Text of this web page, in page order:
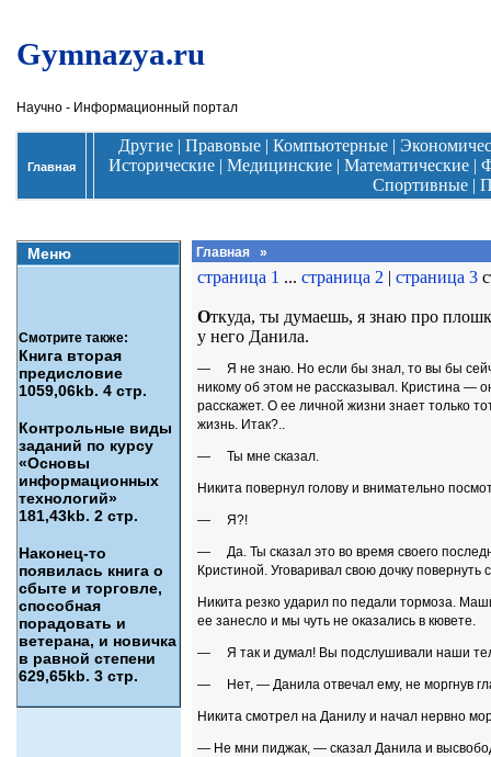
Gymnazya.ru
Научно - Информационный портал
Главная
Другие | Правовые | Компьютерные |
Исторические| Медицинские| Математические|
Спортивные|
Меню
Смотрите также:
Книга вторая
предисловие
1059,06kb. 4 стр.
Контрольные виды
заданий по курсу
«Основы
информационных
технологий»
181,43kb. 2 стр.
Наконец-то
появилась книга о
сбыте и торгов­ле,
способная
порадовать и
ветерана, и новичка
в равной степени
629,65kb. 3 стр.
Главная »
страница 1 ... страница 2 | страница 3
Откуда, ты думаешь, я знаю про
у него Данила.
— Я не знаю. Но если бы знал, то вы бы
никому об этом не рассказывал. Кристина —
расскажет. О ее личной жизни знает только
жизнь. Итак?..
— Ты мне сказал.
Никита повернул голову и внимательно
— Я?!
— Да. Ты сказал это во время своего
Кристиной. Уговаривал свою дочку повернуть
Никита резко ударил по педали тормоза.
ее занесло и мы чуть не оказались в кювете.
— Я так и думал! Вы подслушивали наши
— Нет, — Данила отвечал ему, не моргнув
Никита смотрел на Данилу и начал нервно
— Не мни пиджак, — сказал Данила и